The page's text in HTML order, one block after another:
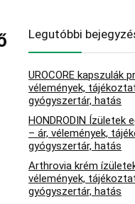
Legutóbbi
UROCORE kapszulák
vélemények,
gyógyszertár, hatás
HONDRODIN Ízületek
– ár, vélemények,
gyógyszertár, hatás
Arthrovia krém
vélemények,
gyógyszertár, hatás